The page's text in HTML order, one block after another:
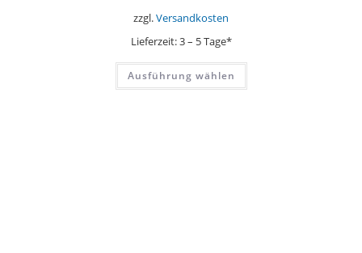
zzgl.Versandkosten
Lieferzeit:3 – 5 Tage*
Ausführung wählen
Dieses
weist